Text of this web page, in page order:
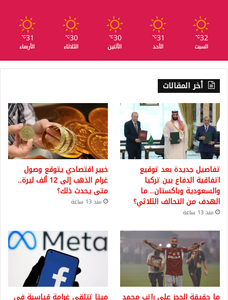
32
℃
السبت
31
℃
الأحد
30
℃
الأثنين
30
℃
الثلاثاء
31
℃
الأربعاء
أخر المقالات
تفاصيل جديدة بعد توقيع
اتفاقية الدفاع بين تركيا
والسعودية وباكستان.. ما
الهدف من التحالف الثلاثي؟
منذ 13 ساعة
خبير اقتصادي يتوقع وصول
غرام الذهب إلى 12 ألف ليرة..
متى يحدث ذلك؟
منذ 13 ساعة